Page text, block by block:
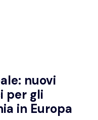
nuovi
per gli
in Europa